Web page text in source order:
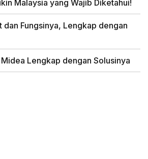
Malaysia yang Wajib Diketahui!
dan Fungsinya, Lengkap dengan
Lengkap dengan Solusinya